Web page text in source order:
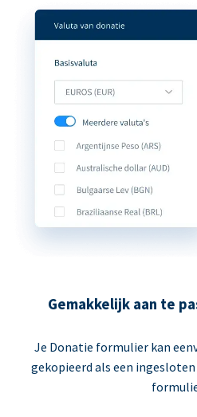
Gemakkelijk aan te
Je Donatie formulier kan
gekopieerd als een